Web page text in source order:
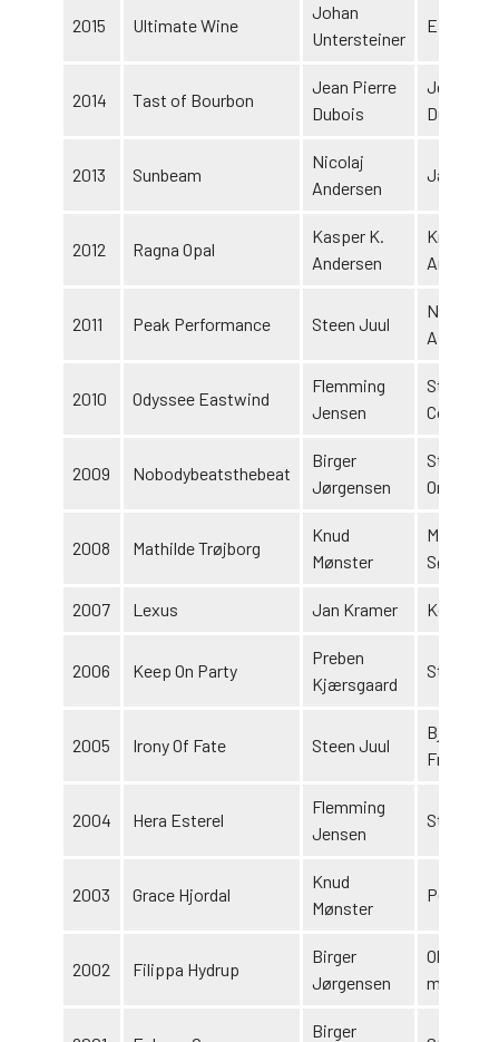
2015 Ultimate Wine
Johan
Untersteiner
Easy K B
2014 Tast of Bourbon
Jean Pierre
Dubois
Jean
Dubois
2013 Sunbeam
Nicolaj
Andersen
Jan
2012 Ragna Opal
Kasper K.
Andersen
Kresten
2011 Peak Performance Steen Juul
Nordisk
AB
2010 Odyssee Eastwind
Flemming
Jensen
Stald
2009 Nobodybeatsthebeat
Birger
Jørgensen
Stutteri
One
2008 Mathilde Trøjborg
Knud
Mønster
Morten
Sørensen
2007 Lexus Jan Kramer Kennet
2006 Keep On Party
Preben
Kjærsgaard
Stald
2005 Irony Of Fate Steen Juul
Bjarne
2004 Hera Esterel
Flemming
Jensen
Stald
2003 Grace Hjordal
Knud
Mønster
Per
2002 Filippa Hydrup
Birger
Jørgensen
Ole
m.fl.
Birger